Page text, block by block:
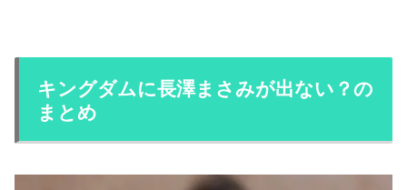
キングダムに長澤まさみが出ない？の
まとめ